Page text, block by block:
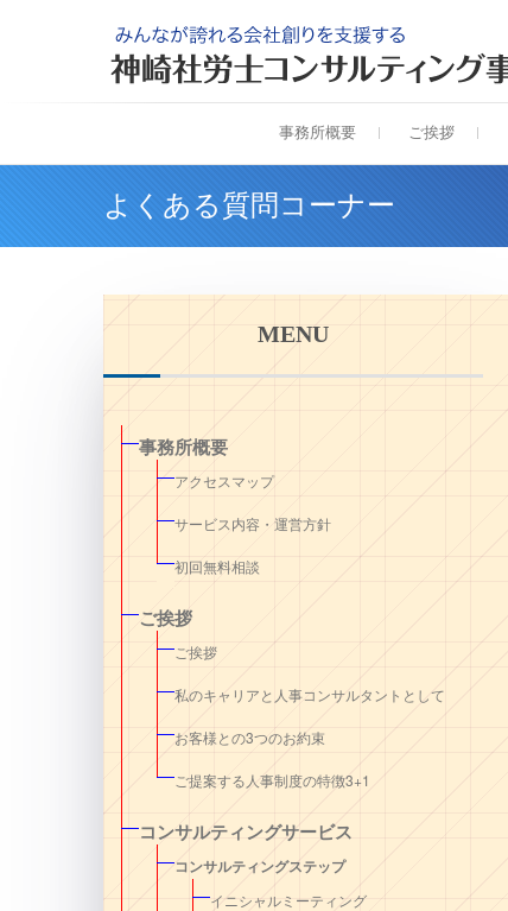
事務所概要 ご挨拶
よくある質問コーナー
MENU
事務所概要
アクセスマップ
サービス内容・運営方針
初回無料相談
ご挨拶
ご挨拶
私のキャリアと人事コンサルタントとして
お客様との3つのお約束
ご提案する人事制度の特徴3+1
コンサルティングサービス
コンサルティングステップ
イニシャルミーティング